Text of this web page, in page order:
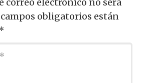
obligatorios están